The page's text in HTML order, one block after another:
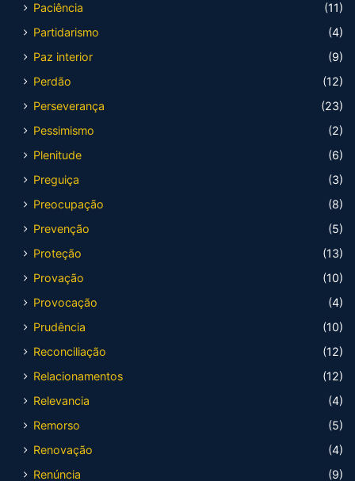
Paciência
(11)
Partidarismo
(4)
Paz interior
(9)
Perdão
(12)
Perseverança
(23)
Pessimismo
(2)
Plenitude
(6)
Preguiça
(3)
Preocupação
(8)
Prevenção
(5)
Proteção
(13)
Provação
(10)
Provocação
(4)
Prudência
(10)
Reconciliação
(12)
Relacionamentos
(12)
Relevancia
(4)
Remorso
(5)
Renovação
(4)
Renúncia
(9)